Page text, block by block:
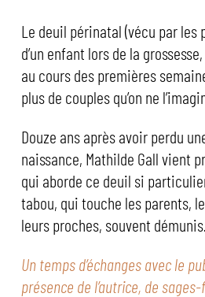
Le deuil périnatal (vécu par les
d’un enfant lors de la
au cours des premières
plus de couples qu’on ne
Douze ans après avoir perdu
naissance, Mathilde Gall vient
qui aborde ce deuil si
tabou, qui touche les parents,
leurs proches, souvent démunis.
Un temps d’échanges avec le
présence de l’autrice, de